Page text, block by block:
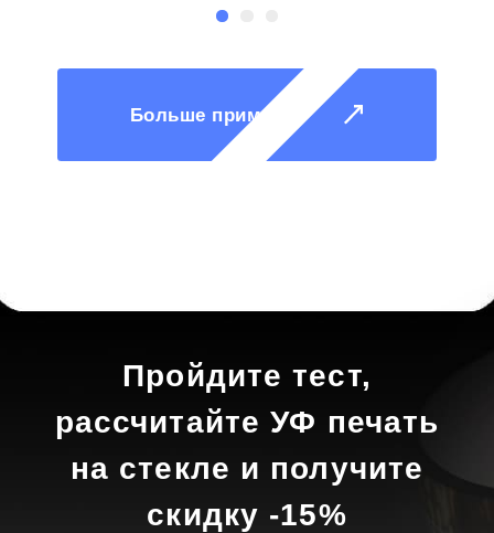
Больше примеров
Пройдите тест,
рассчитайте УФ печать
на стекле и получите
скидку -15%